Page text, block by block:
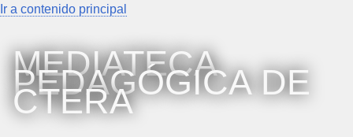
Ir a contenido principal
MEDIATECA
PEDAGÓGICA DE
CTERA